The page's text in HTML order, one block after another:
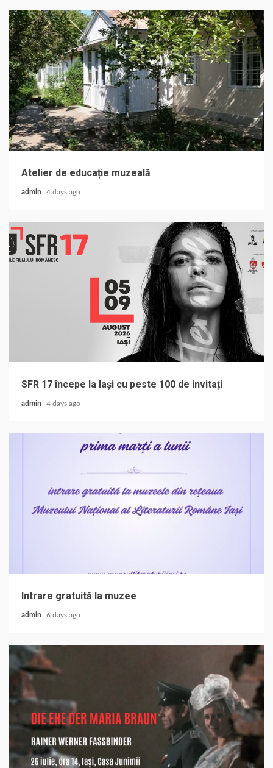
Atelier de educație muzeală
admin 4 days ago
SFR 17 începe la Iași cu peste 100 de invitați
admin 4 days ago
Intrare gratuită la muzee
admin 6 days ago